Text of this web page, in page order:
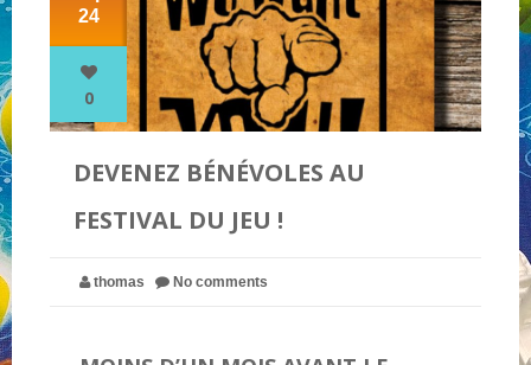
NOS PARTENAIRES
NOUS CONTACTER !
24
0
DEVENEZ BÉNÉVOLES AU
FESTIVAL DU JEU !
thomas No comments